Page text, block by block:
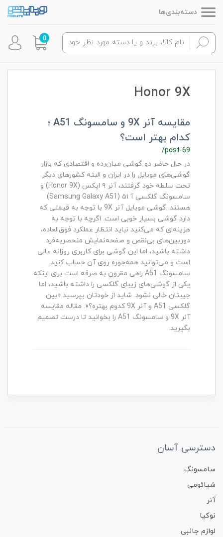
دسته‌بندی‌ها
0
Honor 9X
مقایسه آنر 9X و سامسونگ A51 ؛
کدام بهتر است؟
/post-69
در حال حاضر دو گوشی میان‌رده و اقتصادی که بازار
گوشی‌های موبایل را در ایران و البته کشورهای دیگر
تحت سلطه خود گرفتند، آنر ۹ ایکس (Honor 9X) و
سامسونگ گلکسی آ ۵۱ (Samsung Galaxy A51)
هستند. گوشی موبایل آنر 9X با توجه به قیمتی که
دارد گوشی بسیار خوبی است. اگرچه با توجه به
هزینه‌ای که می‌کنید نباید انتظار عملکرد فوق‌العاده،
دوربین‌های بی‌نقص و صفحه‌نمایش منحصربه‌فرد
داشته باشید، اما این گوشی برای کاربری روزانه عالی
است و می‌توانید همه‌جوره روی آن حساب کنید.
سامسونگ A51 راهی مقرون به صرفه است برای اینکه
یکی از گوشی‌های زیبای گلکسی را داشته باشید، اما
جیبتان خالی نشود. شاید از خودتان بپرسید «بین
گلکسی A51 و آنر 9X کدوم بهتره؟». مقاله مقایسه
آنر 9X و سامسونگ A51 را بخوانید تا درست تصمیم
بگیرید.
دسترسی آسان
سامسونگ
شیائومی
آنر
نوکیا
لوازم جانبی